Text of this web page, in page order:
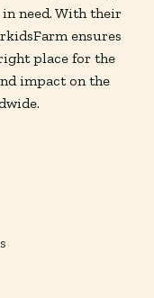
need. With their
ensures
place for the
impact on the